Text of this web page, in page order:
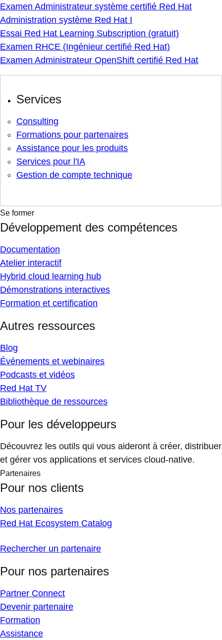
Examen Administrateur système certifié Red Hat
Administration système Red Hat I
Essai Red Hat Learning Subscription (gratuit)
Examen RHCE (Ingénieur certifié Red Hat)
Examen Administrateur OpenShift certifié Red Hat
Services
Consulting
Formations pour partenaires
Assistance pour les produits
Services pour l'IA
Gestion de compte technique
Se former
Développement des compétences
Documentation
Atelier interactif
Hybrid cloud learning hub
Démonstrations interactives
Formation et certification
Autres ressources
Blog
Événements et webinaires
Podcasts et vidéos
Red Hat TV
Bibliothèque de ressources
Pour les développeurs
Découvrez les outils qui vous aideront à créer, distribuer
et gérer vos applications et services cloud-native.
Partenaires
Pour nos clients
Nos partenaires
Red Hat Ecosystem Catalog
Rechercher un partenaire
Pour nos partenaires
Partner Connect
Devenir partenaire
Formation
Assistance